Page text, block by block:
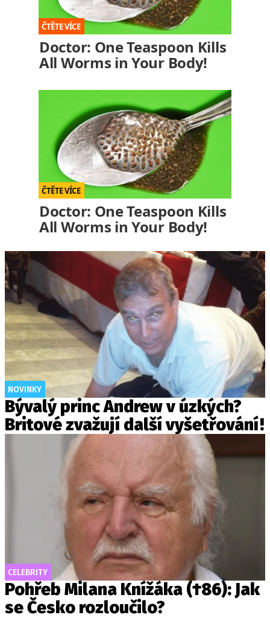
Doctor: One Teaspoon Kills
All Worms in Your Body!
Doctor: One Teaspoon Kills
All Worms in Your Body!
NOVINKY
Bývalý princ Andrew v úzkých?
Britové zvažují další vyšetřování!
CELEBRITY
Pohřeb Milana Knížáka (†86): Jak
se Česko rozloučilo?